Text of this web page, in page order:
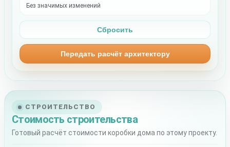
СТРОИТЕЛЬСТВО
Стоимость строительства
Готовый расчёт стоимости коробки дома по этому проекту.
Без значимых изменений
Сбросить
Передать расчёт архитектору